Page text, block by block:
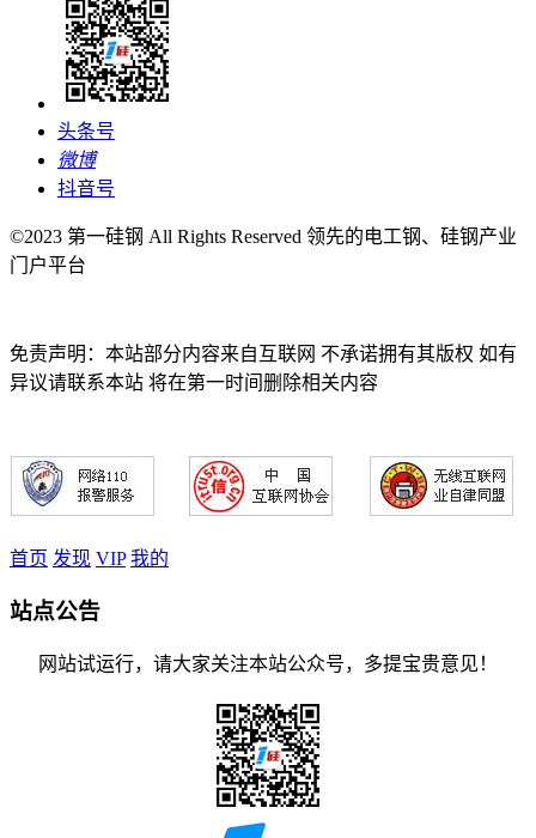
头条号
微博
抖音号
©2023 第一硅钢 All Rights Reserved 领先的电工钢、硅钢产业
门户平台
免责声明：本站部分内容来自互联网 不承诺拥有其版权 如有
异议请联系本站 将在第一时间删除相关内容
首页 发现 VIP 我的
站点公告
网站试运行，请大家关注本站公众号，多提宝贵意见！